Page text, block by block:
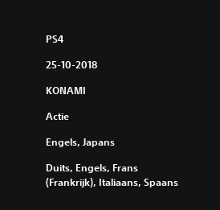
PS4
25-10-2018
KONAMI
Actie
Engels, Japans
Duits, Engels, Frans
(Frankrijk), Italiaans, Spaans